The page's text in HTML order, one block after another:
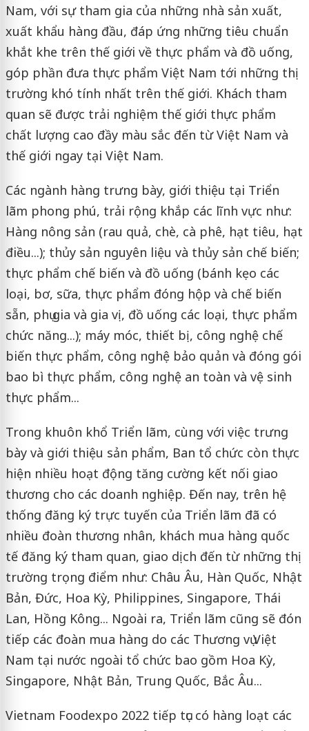
Nam, với sự tham gia của những nhà sản xuất,
xuất khẩu hàng đầu, đáp ứng những tiêu chuẩn
khắt khe trên thế giới về thực phẩm và đồ uống,
góp phần đưa thực phẩm Việt Nam tới những thị
trường khó tính nhất trên thế giới. Khách tham
quan sẽ được trải nghiệm thế giới thực phẩm
chất lượng cao đầy màu sắc đến từ Việt Nam và
thế giới ngay tại Việt Nam.
Các ngành hàng trưng bày, giới thiệu tại Triển
lãm phong phú, trải rộng khắp các lĩnh vực như:
Hàng nông sản (rau quả, chè, cà phê, hạt tiêu, hạt
điều...); thủy sản nguyên liệu và thủy sản chế biến;
thực phẩm chế biến và đồ uống (bánh kẹo các
loại, bơ, sữa, thực phẩm đóng hộp và chế biến
sẵn, phụ gia và gia vị, đồ uống các loại, thực phẩm
chức năng...); máy móc, thiết bị, công nghệ chế
biến thực phẩm, công nghệ bảo quản và đóng gói
bao bì thực phẩm, công nghệ an toàn và vệ sinh
thực phẩm...
Trong khuôn khổ Triển lãm, cùng với việc trưng
bày và giới thiệu sản phẩm, Ban tổ chức còn thực
hiện nhiều hoạt động tăng cường kết nối giao
thương cho các doanh nghiệp. Đến nay, trên hệ
thống đăng ký trực tuyến của Triển lãm đã có
nhiều đoàn thương nhân, khách mua hàng quốc
tế đăng ký tham quan, giao dịch đến từ những thị
trường trọng điểm như: Châu Âu, Hàn Quốc, Nhật
Bản, Đức, Hoa Kỳ, Philippines, Singapore, Thái
Lan, Hồng Kông... Ngoài ra, Triển lãm cũng sẽ đón
tiếp các đoàn mua hàng do các Thương vụ Việt
Nam tại nước ngoài tổ chức bao gồm Hoa Kỳ,
Singapore, Nhật Bản, Trung Quốc, Bắc Âu...
Vietnam Foodexpo 2022 tiếp tục có hàng loạt các